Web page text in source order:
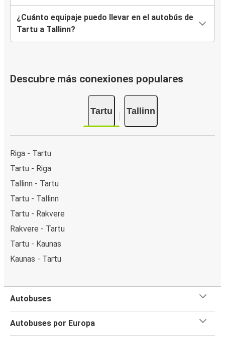
¿Cuánto equipaje puedo llevar en el autobús de
Tartu a Tallinn?
Descubre más conexiones populares
Tartu Tallinn
Riga - Tartu
Tartu - Riga
Tallinn - Tartu
Tartu - Tallinn
Tartu - Rakvere
Rakvere - Tartu
Tartu - Kaunas
Kaunas - Tartu
Autobuses
Autobuses por Europa